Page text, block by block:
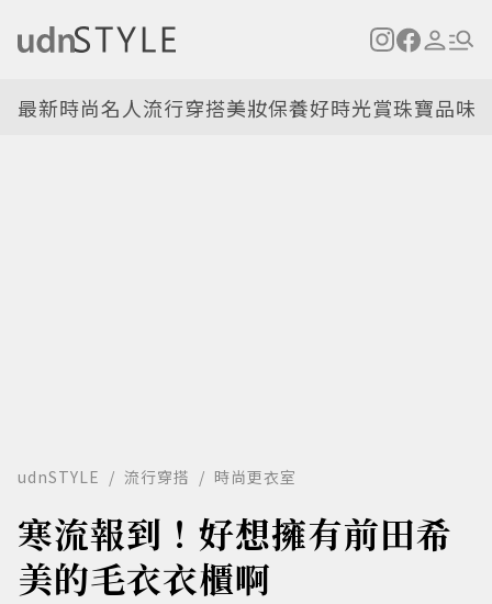
最新時尚名人流行穿搭美妝保養好時光賞珠寶品味
udnSTYLE 流行穿搭 時尚更衣室
寒流報到！好想擁有前田希
美的毛衣衣櫃啊